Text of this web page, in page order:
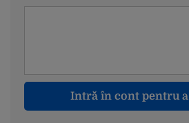
Intră în cont pentru